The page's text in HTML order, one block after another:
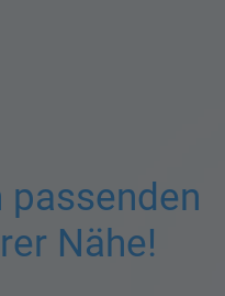
passenden
Nähe!